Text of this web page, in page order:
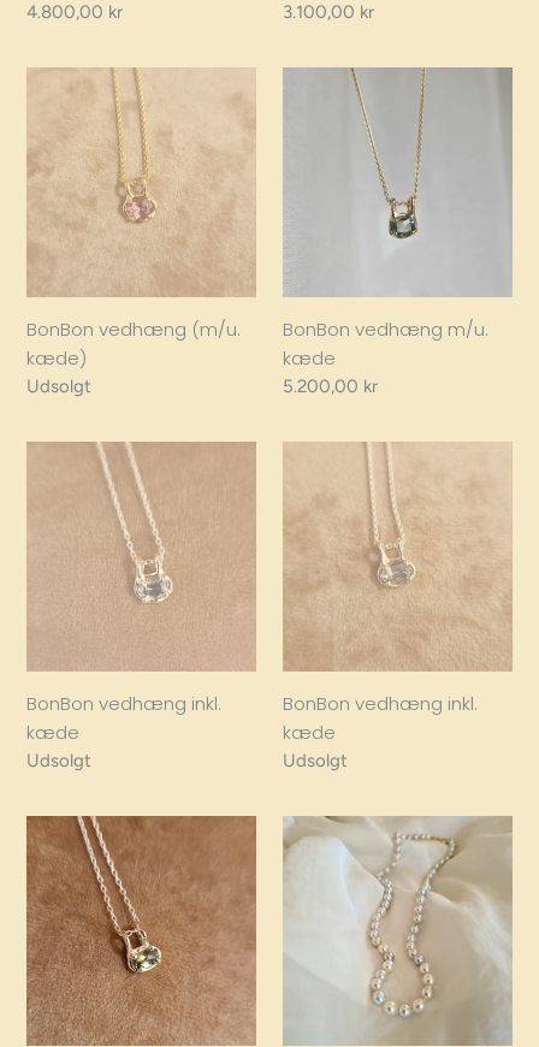
Regular
4.800,00 kr
Regular
3.100,00 kr
BonBon
(m/u.
kæde)
BonBon vedhæng (m/u.
kæde)
Regular
Udsolgt
vedhæng
BonBon vedhæng m/u.
kæde
Regular
5.200,00 kr
vedhæng
BonBon vedhæng inkl.
kæde
Regular
Udsolgt
inkl.
kæde
BonBon vedhæng inkl.
kæde
Regular
Udsolgt
BonBon
vedhæng
inkl.
kæde
Akoya
multi